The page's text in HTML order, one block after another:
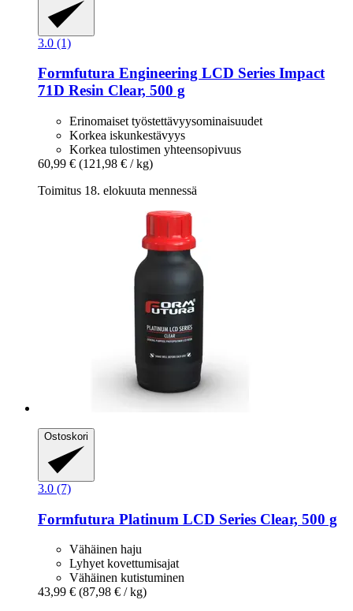
3.0 (1)
Formfutura Engineering LCD Series Impact
71D Resin Clear, 500 g
Erinomaiset työstettävyysominaisuudet
Korkea iskunkestävyys
Korkea tulostimen yhteensopivuus
60,99 € (121,98 € / kg)
Toimitus 18. elokuuta mennessä
Ostoskori
3.0 (7)
Formfutura Platinum LCD Series Clear, 500 g
Vähäinen haju
Lyhyet kovettumisajat
Vähäinen kutistuminen
43,99 € (87,98 € / kg)